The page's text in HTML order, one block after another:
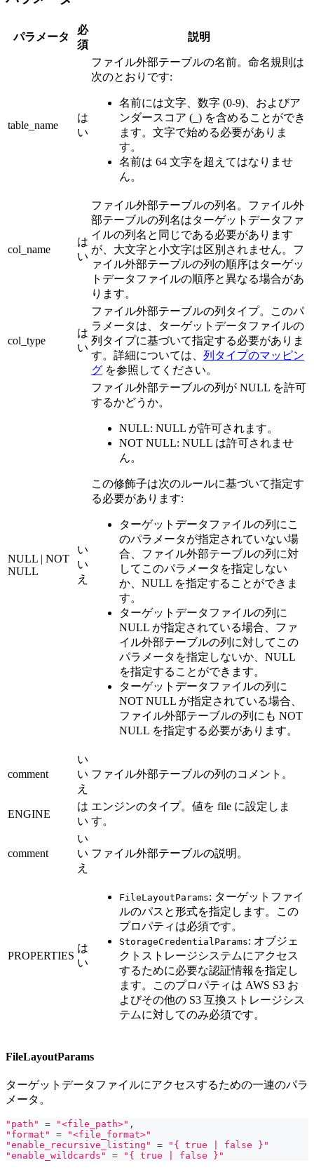
パラメータ
必
須
説明
table_name
は
い
ファイル外部テーブルの名前。命名規則は
次のとおりです:
名前には文字、数字 (0-9)、およびア
ンダースコア (_) を含めることができ
ます。文字で始める必要がありま
す。
名前は 64 文字を超えてはなりませ
ん。
col_name
は
い
ファイル外部テーブルの列名。ファイル外
部テーブルの列名はターゲットデータファ
イルの列名と同じである必要があります
が、大文字と小文字は区別されません。フ
ァイル外部テーブルの列の順序はターゲッ
トデータファイルの順序と異なる場合があ
ります。
col_type
は
い
ファイル外部テーブルの列タイプ。このパ
ラメータは、ターゲットデータファイルの
列タイプに基づいて指定する必要がありま
す。詳細については、 列タイプのマッピン
グ を参照してください。
NULL | NOT
NULL
い
い
え
ファイル外部テーブルの列が NULL を許可
するかどうか。
NULL: NULL が許可されます。
NOT NULL: NULL は許可されませ
ん。
この修飾子は次のルールに基づいて指定す
る必要があります:
ターゲットデータファイルの列にこ
のパラメータが指定されていない場
合、ファイル外部テーブルの列に対
してこのパラメータを指定しない
か、NULL を指定することができま
す。
ターゲットデータファイルの列に
NULL が指定されている場合、ファ
イル外部テーブルの列に対してこの
パラメータを指定しないか、NULL
を指定することができます。
ターゲットデータファイルの列に
NOT NULL が指定されている場合、
ファイル外部テーブルの列にも NOT
NULL を指定する必要があります。
comment
い
い
え
ファイル外部テーブルの列のコメント。
ENGINE
は
い
エンジンのタイプ。値を file に設定しま
す。
comment
い
い
え
ファイル外部テーブルの説明。
PROPERTIES
は
い
FileLayoutParams: ターゲットファイ
ルのパスと形式を指定します。この
プロパティは必須です。
StorageCredentialParams: オブジェ
クトストレージシステムにアクセス
するために必要な認証情報を指定し
ます。このプロパティは AWS S3 お
よびその他の S3 互換ストレージシス
テムに対してのみ必須です。
FileLayoutParams
ターゲットデータファイルにアクセスするための一連のパラ
メータ。
"path" = "<file_path>" ,
"format"
=
"<file_format>"
"enable_recursive_listing"
=
"{ true | false }"
"enable_wildcards"
= "{ true | false }"